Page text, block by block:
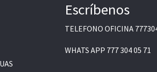
Escríbenos
TELEFONO OFICINA
WHATS APP 777 304 05 71